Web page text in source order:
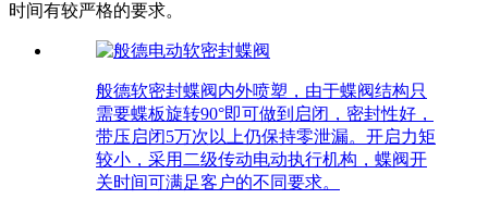
时间有较严格的要求。
般德软密封蝶阀内外喷塑，由于蝶阀结构只
需要蝶板旋转90°即可做到启闭，密封性好，
带压启闭5万次以上仍保持零泄漏。开启力矩
较小，采用二级传动电动执行机构，蝶阀开
关时间可满足客户的不同要求。